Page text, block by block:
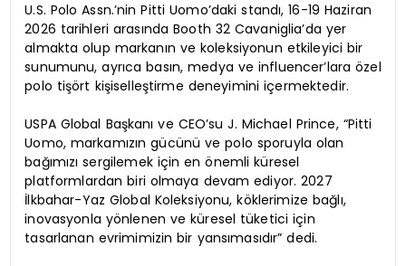
U.S. Polo Assn.’nin Pitti Uomo’daki standı, 16-19 Haziran
2026 tarihleri arasında Booth 32 Cavaniglia’da yer
almakta olup markanın ve koleksiyonun etkileyici bir
sunumunu, ayrıca basın, medya ve influencer’lara özel
polo tişört kişiselleştirme deneyimini içermektedir.
USPA Global Başkanı ve CEO’su J. Michael Prince, “Pitti
Uomo, markamızın gücünü ve polo sporuyla olan
bağımızı sergilemek için en önemli küresel
platformlardan biri olmaya devam ediyor. 2027
İlkbahar-Yaz Global Koleksiyonu, köklerimize bağlı,
inovasyonla yönlenen ve küresel tüketici için
tasarlanan evrimimizin bir yansımasıdır” dedi.